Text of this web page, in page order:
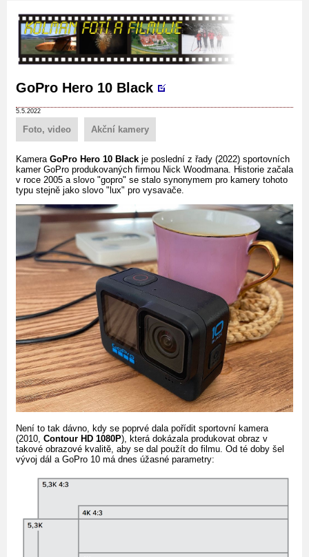
GoPro Hero 10 Black
5.5.2022
Foto, video Akční kamery
Kamera GoPro Hero 10 Black je poslední z řady (2022) sportovních
kamer GoPro produkovaných firmou Nick Woodmana. Historie začala
v roce 2005 a slovo "gopro" se stalo synonymem pro kamery tohoto
typu stejně jako slovo "lux" pro vysavače.
Není to tak dávno, kdy se poprvé dala pořídit sportovní kamera
(2010, Contour HD 1080P), která dokázala produkovat obraz v
takové obrazové kvalitě, aby se dal použít do filmu. Od té doby šel
vývoj dál a GoPro 10 má dnes úžasné parametry: